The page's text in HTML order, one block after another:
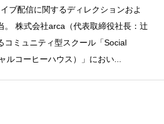
ブ配信に関するディレクションおよ
。 株式会社arca（代表取締役社長：辻
コミュニティ型スクール「Social
ルコーヒーハウス）」におい...